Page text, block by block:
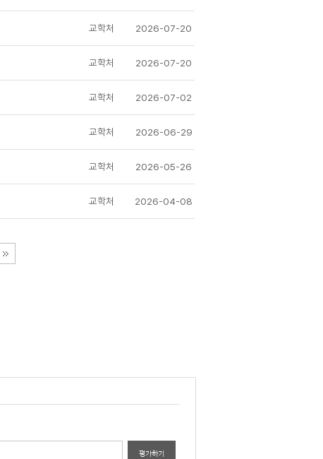
교학처 2026-07-20
교학처 2026-07-20
교학처 2026-07-02
교학처 2026-06-29
교학처 2026-05-26
교학처 2026-04-08
평가하기